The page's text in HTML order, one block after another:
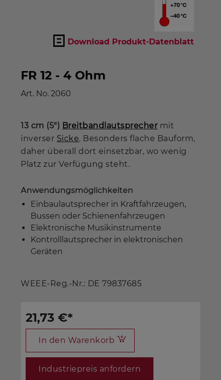
Download Produkt-Datenblatt
FR 12 - 4 Ohm
Art. No. 2060
13 cm (5") Breitbandlautsprechermit
inverser Sicke. Besonders flache Bauform,
daher überall dort einsetzbar, wo wenig
Platz zur Verfügung steht.
Anwendungsmöglichkeiten
Einbaulautsprecher in Kraftfahrzeugen,
Bussen oder Schienenfahrzeugen
Elektronische Musikinstrumente
Kontrolllautsprecher in elektronischen
Geräten
WEEE-Reg.-Nr.: DE 79837685
21,73 €*
In den Warenkorb
Industriepreis anfordern